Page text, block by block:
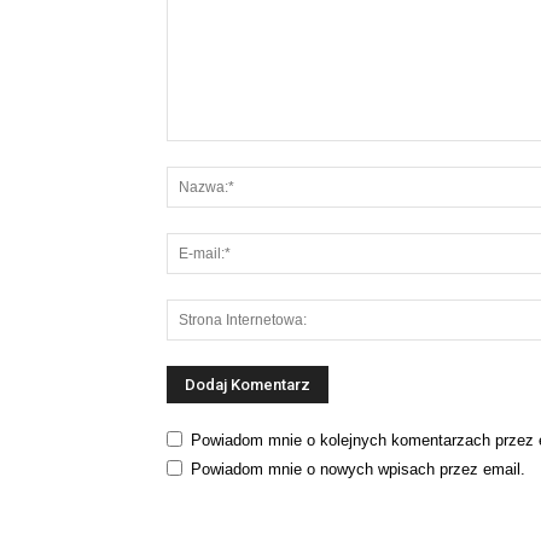
Powiadom mnie o kolejnych komentarzach przez
Powiadom mnie o nowych wpisach przez email.